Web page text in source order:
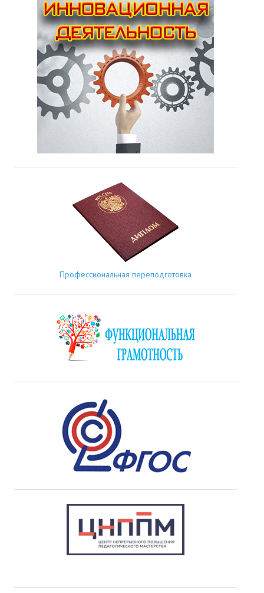
Профессиональная переподготовка